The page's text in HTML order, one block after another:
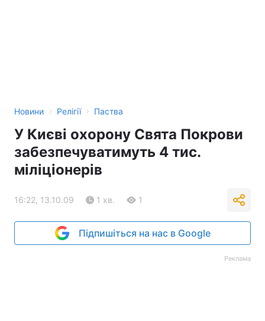
Новини › Релігії › Паства
У Києві охорону Свята Покрови
забезпечуватимуть 4 тис.
міліціонерів
16:22, 13.10.09 1 хв. 1
Підпишіться на нас в Google
Реклама